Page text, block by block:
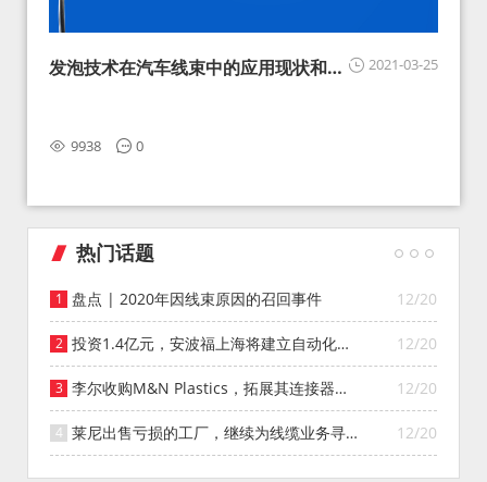
2021-03-25
发泡技术在汽车线束中的应用现状和展
9938 0
热门话题
12/20
盘点 | 2020年因线束原因的召回事件
12/20
投资1.4亿元，安波福上海将建立自动化智
能仓库
12/20
李尔收购M&N Plastics，拓展其连接器系
统业务
12/20
莱尼出售亏损的工厂，继续为线缆业务寻找
投资者